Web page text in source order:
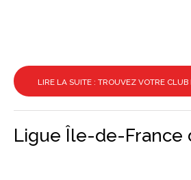
Calendrier
Documents
LIRE LA SUITE : TROUVEZ VOTRE CLUB
Ligue Île-de-France